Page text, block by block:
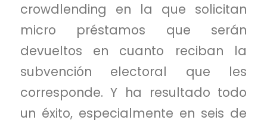
crowdlending en la que solicitan
micro préstamos que serán
devueltos en cuanto reciban la
subvención electoral que les
corresponde. Y ha resultado todo
un éxito, especialmente en seis de